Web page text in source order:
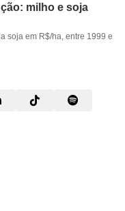
milho e soja
soja em R$/ha, entre 1999 e